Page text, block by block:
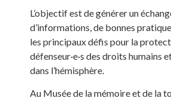
L’objectif est de générer un
d’informations, de bonnes
les principaux défis pour la
défenseur·e·s des droits humains
dans l’hémisphère.
Au Musée de la mémoire et de la